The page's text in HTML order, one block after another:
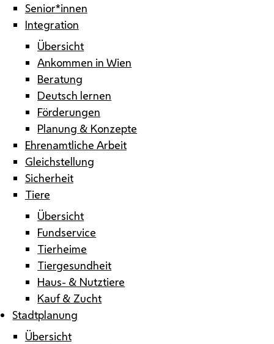
Senior*innen
Integration
Übersicht
Ankommen in Wien
Beratung
Deutsch lernen
Förderungen
Planung & Konzepte
Ehrenamtliche Arbeit
Gleichstellung
Sicherheit
Tiere
Übersicht
Fundservice
Tierheime
Tiergesundheit
Haus- & Nutztiere
Kauf & Zucht
Stadtplanung
Übersicht